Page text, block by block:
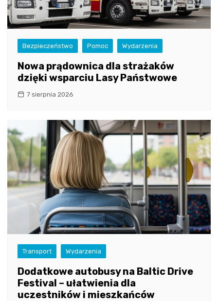
Bezpieczeństwo Pomoc Wydarzenia
Nowa prądownica dla strażaków
dzięki wsparciu Lasy Państwowe
7 sierpnia 2026
Transport Wydarzenia
Dodatkowe autobusy na Baltic Drive
Festival – ułatwienia dla
uczestników i mieszkańców